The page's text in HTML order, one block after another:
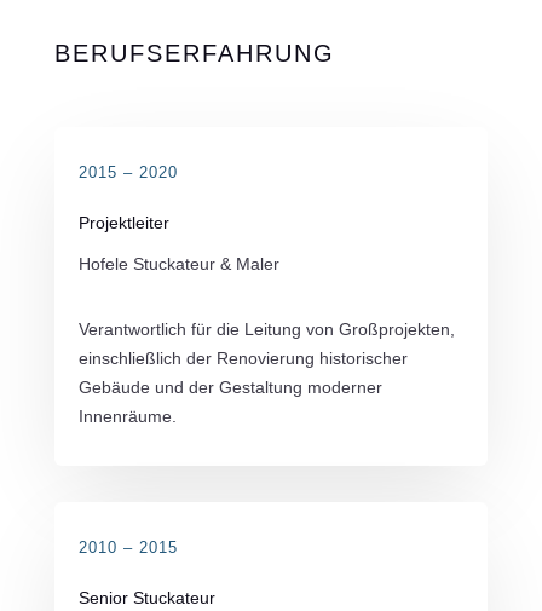
BERUFSERFAHRUNG
2015 – 2020
Projektleiter
Hofele Stuckateur & Maler
Verantwortlich für die Leitung von Großprojekten,
einschließlich der Renovierung historischer
Gebäude und der Gestaltung moderner
Innenräume.
2010 – 2015
Senior Stuckateur